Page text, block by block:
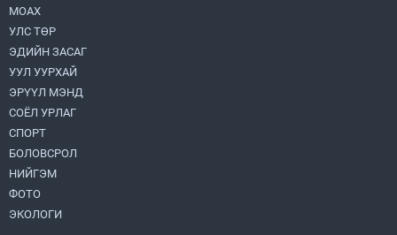
МОАХ
УЛС ТӨР
ЭДИЙН ЗАСАГ
УУЛ УУРХАЙ
ЭРҮҮЛ МЭНД
СОЁЛ УРЛАГ
СПОРТ
БОЛОВСРОЛ
НИЙГЭМ
ФОТО
ЭКОЛОГИ